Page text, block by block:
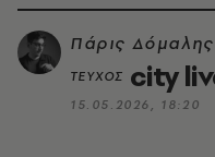
Πάρις Δόμαλης
ΤΕΥΧΟΣ city
15.05.2026, 18:20